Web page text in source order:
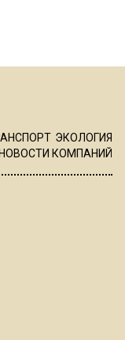
ЭКОЛОГИЯ
НОВОСТИ КОМПАНИЙ